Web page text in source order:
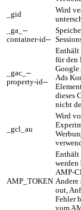
_gid
Wird
_ga_--
container-id--
_gac_--
property-id--
Enthält
für den
Google
Ads
dieses
nicht
_gcl_au
Wird
AMP_TOKEN
Enthält
AMP-
Andere
out,
Fehler